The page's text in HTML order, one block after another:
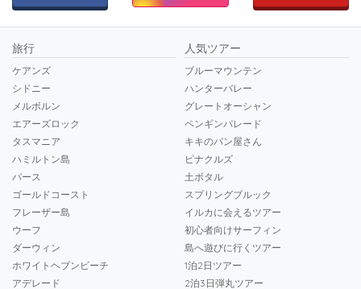
旅行
ケアンズ
シドニー
メルボルン
エアーズロック
タスマニア
ハミルトン島
パース
ゴールドコースト
フレーザー島
ウーフ
ダーウィン
ホワイトヘブンビーチ
アデレード
人気ツアー
ブルーマウンテン
ハンターバレー
グレートオーシャン
ペンギンパレード
キキのパン屋さん
ピナクルズ
土ボタル
スプリングブルック
イルカに会えるツアー
初心者向けサーフィン
島へ遊びに行くツアー
1泊2日ツアー
2泊3日弾丸ツアー